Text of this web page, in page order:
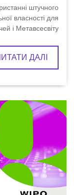
штучного
власності для
і Метавсесвіту
ДАЛІ